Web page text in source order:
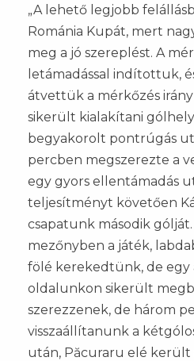
„A lehető legjobb
Románia Kupát, mert
meg a jó szereplést. A
letámadással indítottuk,
átvettük a mérkőzés
sikerült kialakítani
begyakorolt pontrúgás
percben megszerezte a
egy gyors ellentámadás
teljesítményt követően
csapatunk második
mezőnyben a játék,
fölé kerekedtünk, de egy
oldalunkon sikerült
szerezzenek, de három
visszaállítanunk a
után, Păcuraru elé került